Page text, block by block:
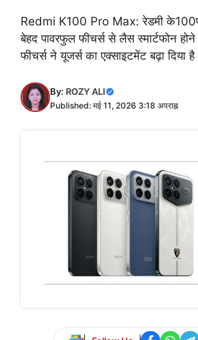
Redmi K100 Pro Max: रेडमी
बेहद पावरफुल फीचर्स से लैस स्मार्टफोन
फीचर्स ने यूजर्स का एक्साइटमेंट बढ़ा दिया
By: ROZY ALI
Published: मई 11, 2026 3:18 अपराह्न